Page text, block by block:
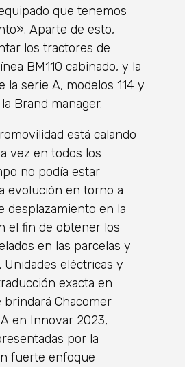
que tenemos
Aparte de esto,
los tractores de
BM110 cabinado, y la
la serie A, modelos 114 y
la Brand manager.
está calando
vez en todos los
no podía estar
evolución en torno a
desplazamiento en la
el fin de obtener los
en las parcelas y
Unidades eléctricas y
exacta en
brindará Chacomer
en Innovar 2023,
por la
fuerte enfoque